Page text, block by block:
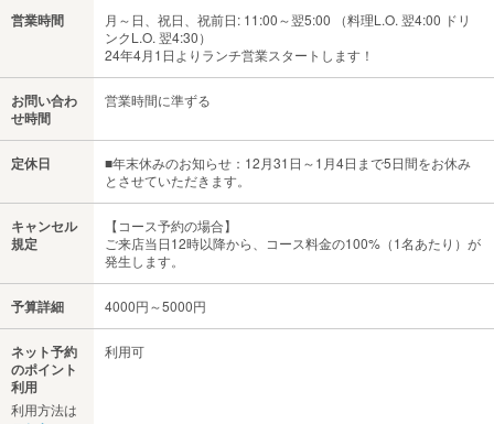
営業時間
月～日、祝日、祝前日: 11:00～翌5:00 （料理L.O. 翌4:00 ドリ
ンクL.O. 翌4:30）
24年4月1日よりランチ営業スタートします！
お問い合わ
せ時間
営業時間に準ずる
定休日
■年末休みのお知らせ：12月31日～1月4日まで5日間をお休み
とさせていただきます。
キャンセル
規定
【コース予約の場合】
ご来店当日12時以降から、コース料金の100%（1名あたり）が
発生します。
予算詳細 4000円～5000円
ネット予約
のポイント
利用
利用方法は
利用可